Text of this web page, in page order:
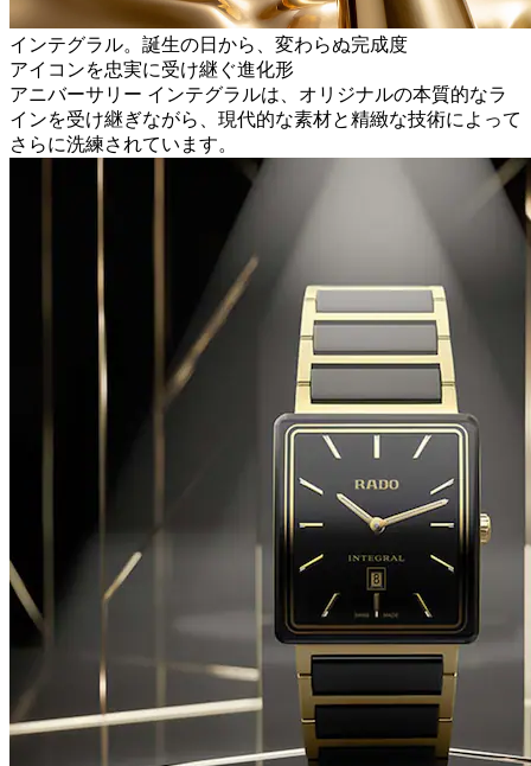
インテグラル。誕生の日から、変わらぬ完成度
アイコンを忠実に受け継ぐ進化形
アニバーサリー インテグラルは、オリジナルの本質的なラ
インを受け継ぎながら、現代的な素材と精緻な技術によって
さらに洗練されています。